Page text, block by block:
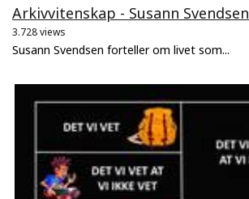
Arkivvitenskap - Susann Svendsen
3.728 views
Susann Svendsen forteller om livet som...